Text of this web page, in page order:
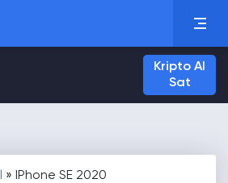
Kripto Al
Sat
» IPhone SE 2020